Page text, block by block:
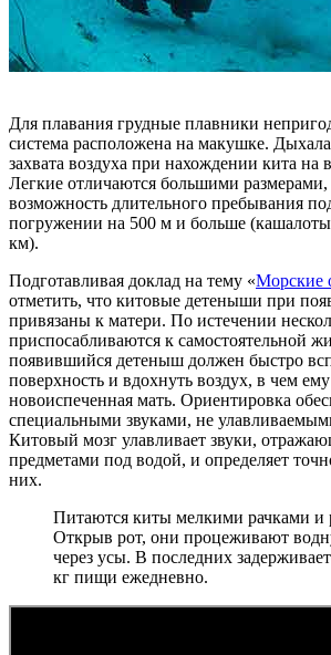
Для плавания грудные плавники
система расположена на макушке.
захвата воздуха при нахождении кита на
Легкие отличаются большими размерами,
возможность длительного пребывания
погружении на 500 м и больше (кашалоты
км).
Подготавливая доклад на тему «Морские
отметить, что китовые детеныши при
привязаны к матери. По истечении
приспосабливаются к самостоятельной
появившийся детеныш должен быстро
поверхность и вдохнуть воздух, в чем
новоиспеченная мать. Ориентировка
специальными звуками, не
Китовый мозг улавливает звуки,
предметами под водой, и определяет
них.
Питаются киты мелкими рачками и
Открыв рот, они процеживают
через усы. В последних
кг пищи ежедневно.